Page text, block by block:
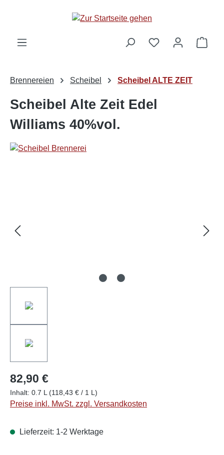
Brennereien Scheibel Scheibel ALTE ZEIT
Scheibel Alte Zeit Edel
Williams 40%vol.
82,90 €
Inhalt: 0.7 L (118,43 € / 1 L)
Preise inkl. MwSt. zzgl. Versandkosten
Lieferzeit: 1-2 Werktage